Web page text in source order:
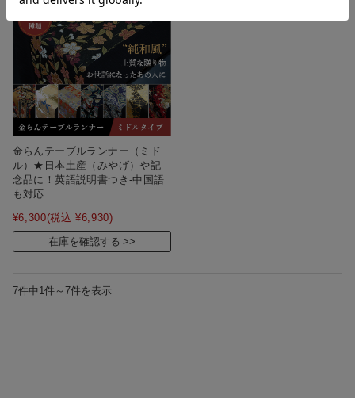
金らんテーブルランナー（ミド
ル）★日本土産（みやげ）や記
念品に！英語説明書つき-中国語
も対応
¥6,300(税込 ¥6,930)
在庫を確認する
7件中1件～7件を表示